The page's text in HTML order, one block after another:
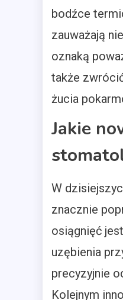
bodźce
zauważają
oznaką
także
żucia
Jakie
W
znacznie
osiągnięć
uzębienia
precyzyjnie
Kolejnym